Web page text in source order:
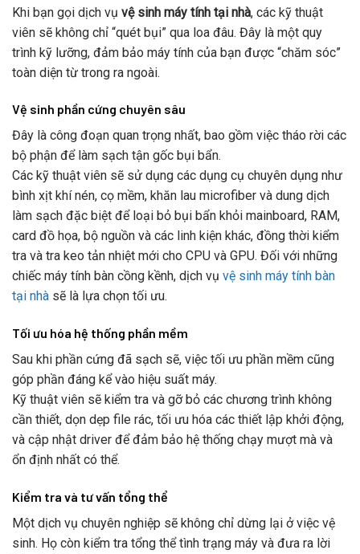
Khi bạn gọi dịch vụ vệ sinh máy tính tại nhà, các kỹ thuật
viên sẽ không chỉ “quét bụi” qua loa đâu. Đây là một quy
trình kỹ lưỡng, đảm bảo máy tính của bạn được “chăm sóc”
toàn diện từ trong ra ngoài.
Vệ sinh phần cứng chuyên sâu
Đây là công đoạn quan trọng nhất, bao gồm việc tháo rời các
bộ phận để làm sạch tận gốc bụi bẩn.
Các kỹ thuật viên sẽ sử dụng các dụng cụ chuyên dụng như
bình xịt khí nén, cọ mềm, khăn lau microfiber và dung dịch
làm sạch đặc biệt để loại bỏ bụi bẩn khỏi mainboard, RAM,
card đồ họa, bộ nguồn và các linh kiện khác, đồng thời kiểm
tra và tra keo tản nhiệt mới cho CPU và GPU. Đối với những
chiếc máy tính bàn cồng kềnh, dịch vụ vệ sinh máy tính bàn
tại nhà sẽ là lựa chọn tối ưu.
Tối ưu hóa hệ thống phần mềm
Sau khi phần cứng đã sạch sẽ, việc tối ưu phần mềm cũng
góp phần đáng kể vào hiệu suất máy.
Kỹ thuật viên sẽ kiểm tra và gỡ bỏ các chương trình không
cần thiết, dọn dẹp file rác, tối ưu hóa các thiết lập khởi động,
và cập nhật driver để đảm bảo hệ thống chạy mượt mà và
ổn định nhất có thể.
Kiểm tra và tư vấn tổng thể
Một dịch vụ chuyên nghiệp sẽ không chỉ dừng lại ở việc vệ
sinh. Họ còn kiểm tra tổng thể tình trạng máy và đưa ra lời